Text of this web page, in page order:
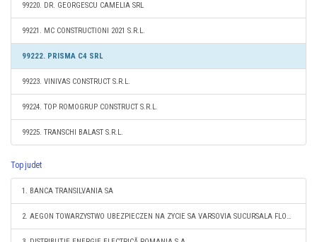
99220. DR. GEORGESCU CAMELIA SRL
99221. MC CONSTRUCTIONI 2021 S.R.L.
99222. PRISMA C4 SRL
99223. VINIVAS CONSTRUCT S.R.L.
99224. TOP ROMOGRUP CONSTRUCT S.R.L.
99225. TRANSCHI BALAST S.R.L.
Top judet
1. BANCA TRANSILVANIA SA
2. AEGON TOWARZYSTWO UBEZPIECZEN NA ZYCIE SA VARSOVIA SUCURSALA FLOREŞTI